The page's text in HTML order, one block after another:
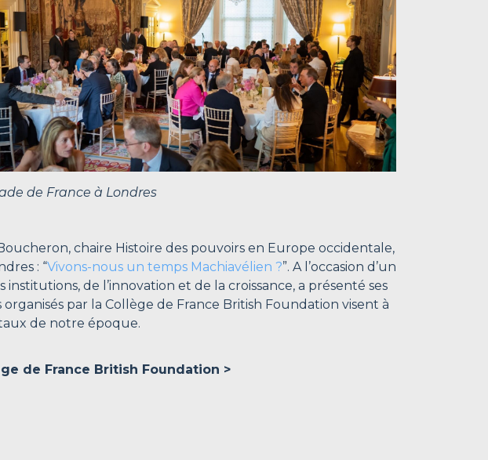
de France à Londres
chaire Histoire des pouvoirs en Europe occidentale,
: “Vivons-nous un temps Machiavélien ?”. A l’occasion d’un
de l’innovation et de la croissance, a présenté ses
par la Collège de France British Foundation visent à
de notre époque.
de France British Foundation >